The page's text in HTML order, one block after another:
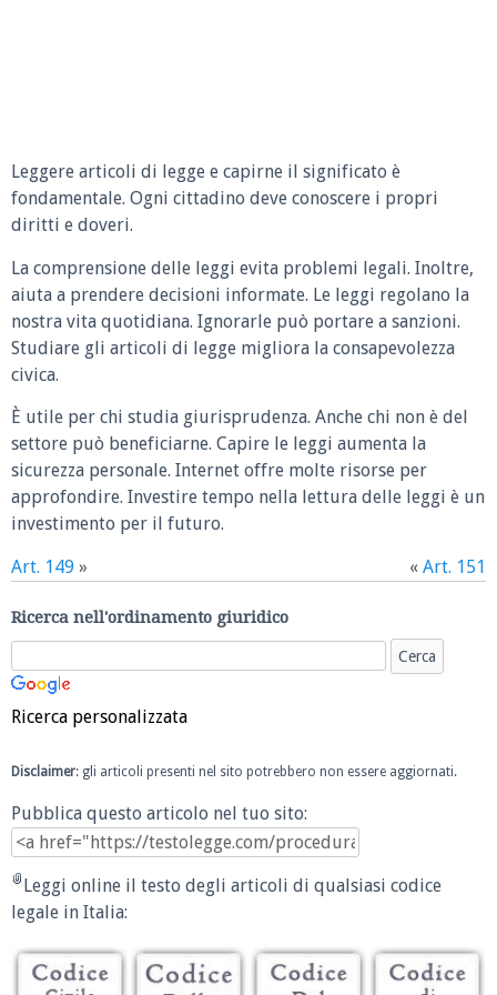
Leggere articoli di legge e capirne il significato è
fondamentale. Ogni cittadino deve conoscere i propri
diritti e doveri.
La comprensione delle leggi evita problemi legali. Inoltre,
aiuta a prendere decisioni informate. Le leggi regolano la
nostra vita quotidiana. Ignorarle può portare a sanzioni.
Studiare gli articoli di legge migliora la consapevolezza
civica.
È utile per chi studia giurisprudenza. Anche chi non è del
settore può beneficiarne. Capire le leggi aumenta la
sicurezza personale. Internet offre molte risorse per
approfondire. Investire tempo nella lettura delle leggi è un
investimento per il futuro.
Art. 149 » « Art. 151
Ricerca nell'ordinamento giuridico
Ricerca personalizzata
Disclaimer: gli articoli presenti nel sito potrebbero non essere aggiornati.
Pubblica questo articolo nel tuo sito:
Leggi online il testo degli articoli di qualsiasi codice
legale in Italia: